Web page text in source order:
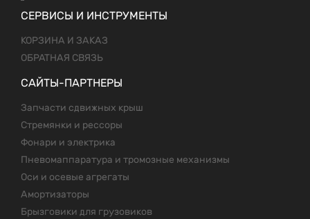
СЕРВИСЫ И ИНСТРУМЕНТЫ
КОРЗИНА И ЗАКАЗ
ОБРАТНАЯ СВЯЗЬ
САЙТЫ-ПАРТНЕРЫ
Запчасти сдвижных крыш
Стремянки и рессоры
Фонари и электрика
Пневомаппаратура и тромозные механизмы
Оси и осевые агрегаты
Амортизаторы
Брызговики для грузовиков